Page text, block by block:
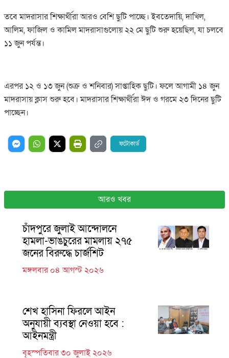
তবে মাদরাসার শিক্ষার্থীরা আরও বেশি ছুটি পাচ্ছে। ইবতেদায়ি, দাখিল,
আলিম, ফাজিল ও কামিল মাদরাসাগুলোয় ২২ মে ছুটি শুরু হয়েছিল, যা চলবে
১১ জুন পর্যন্ত।
এরপর ১২ ও ১৩ জুন (শুক্র ও শনিবার) সাপ্তাহিক ছুটি। ফলে আগামী ১৪ জুন
মাদরাসায় ক্লাস শুরু হবে। মাদরাসার শিক্ষার্থীরা ঈদ ও গরমে ২৩ দিনের ছুটি
পাচ্ছেন।
ফটোকার্ড
আরও খবর
চাঁদপুরে জুলাই আন্দোলনে
হামলা-ভাঙচুরের মামলায় ২৭৫
জনের বিরুদ্ধে চার্জশিট
মঙ্গলবার ০৪ আগস্ট ২০২৬
শেখ হাসিনা ফিরলে আইন
অনুযায়ী ব্যবস্থা নেওয়া হবে :
আইনমন্ত্রী
বৃহস্পতিবার ৩০ জুলাই ২০২৬